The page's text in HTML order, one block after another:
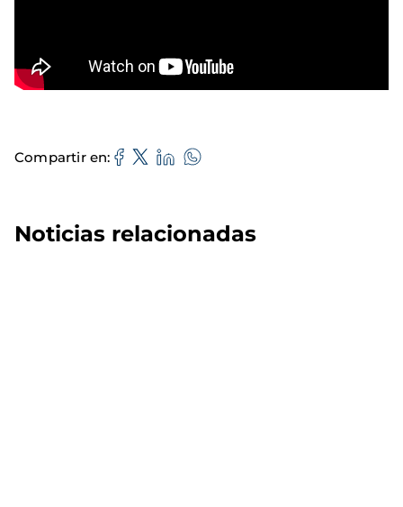
Compartir en
Noticias relacionadas